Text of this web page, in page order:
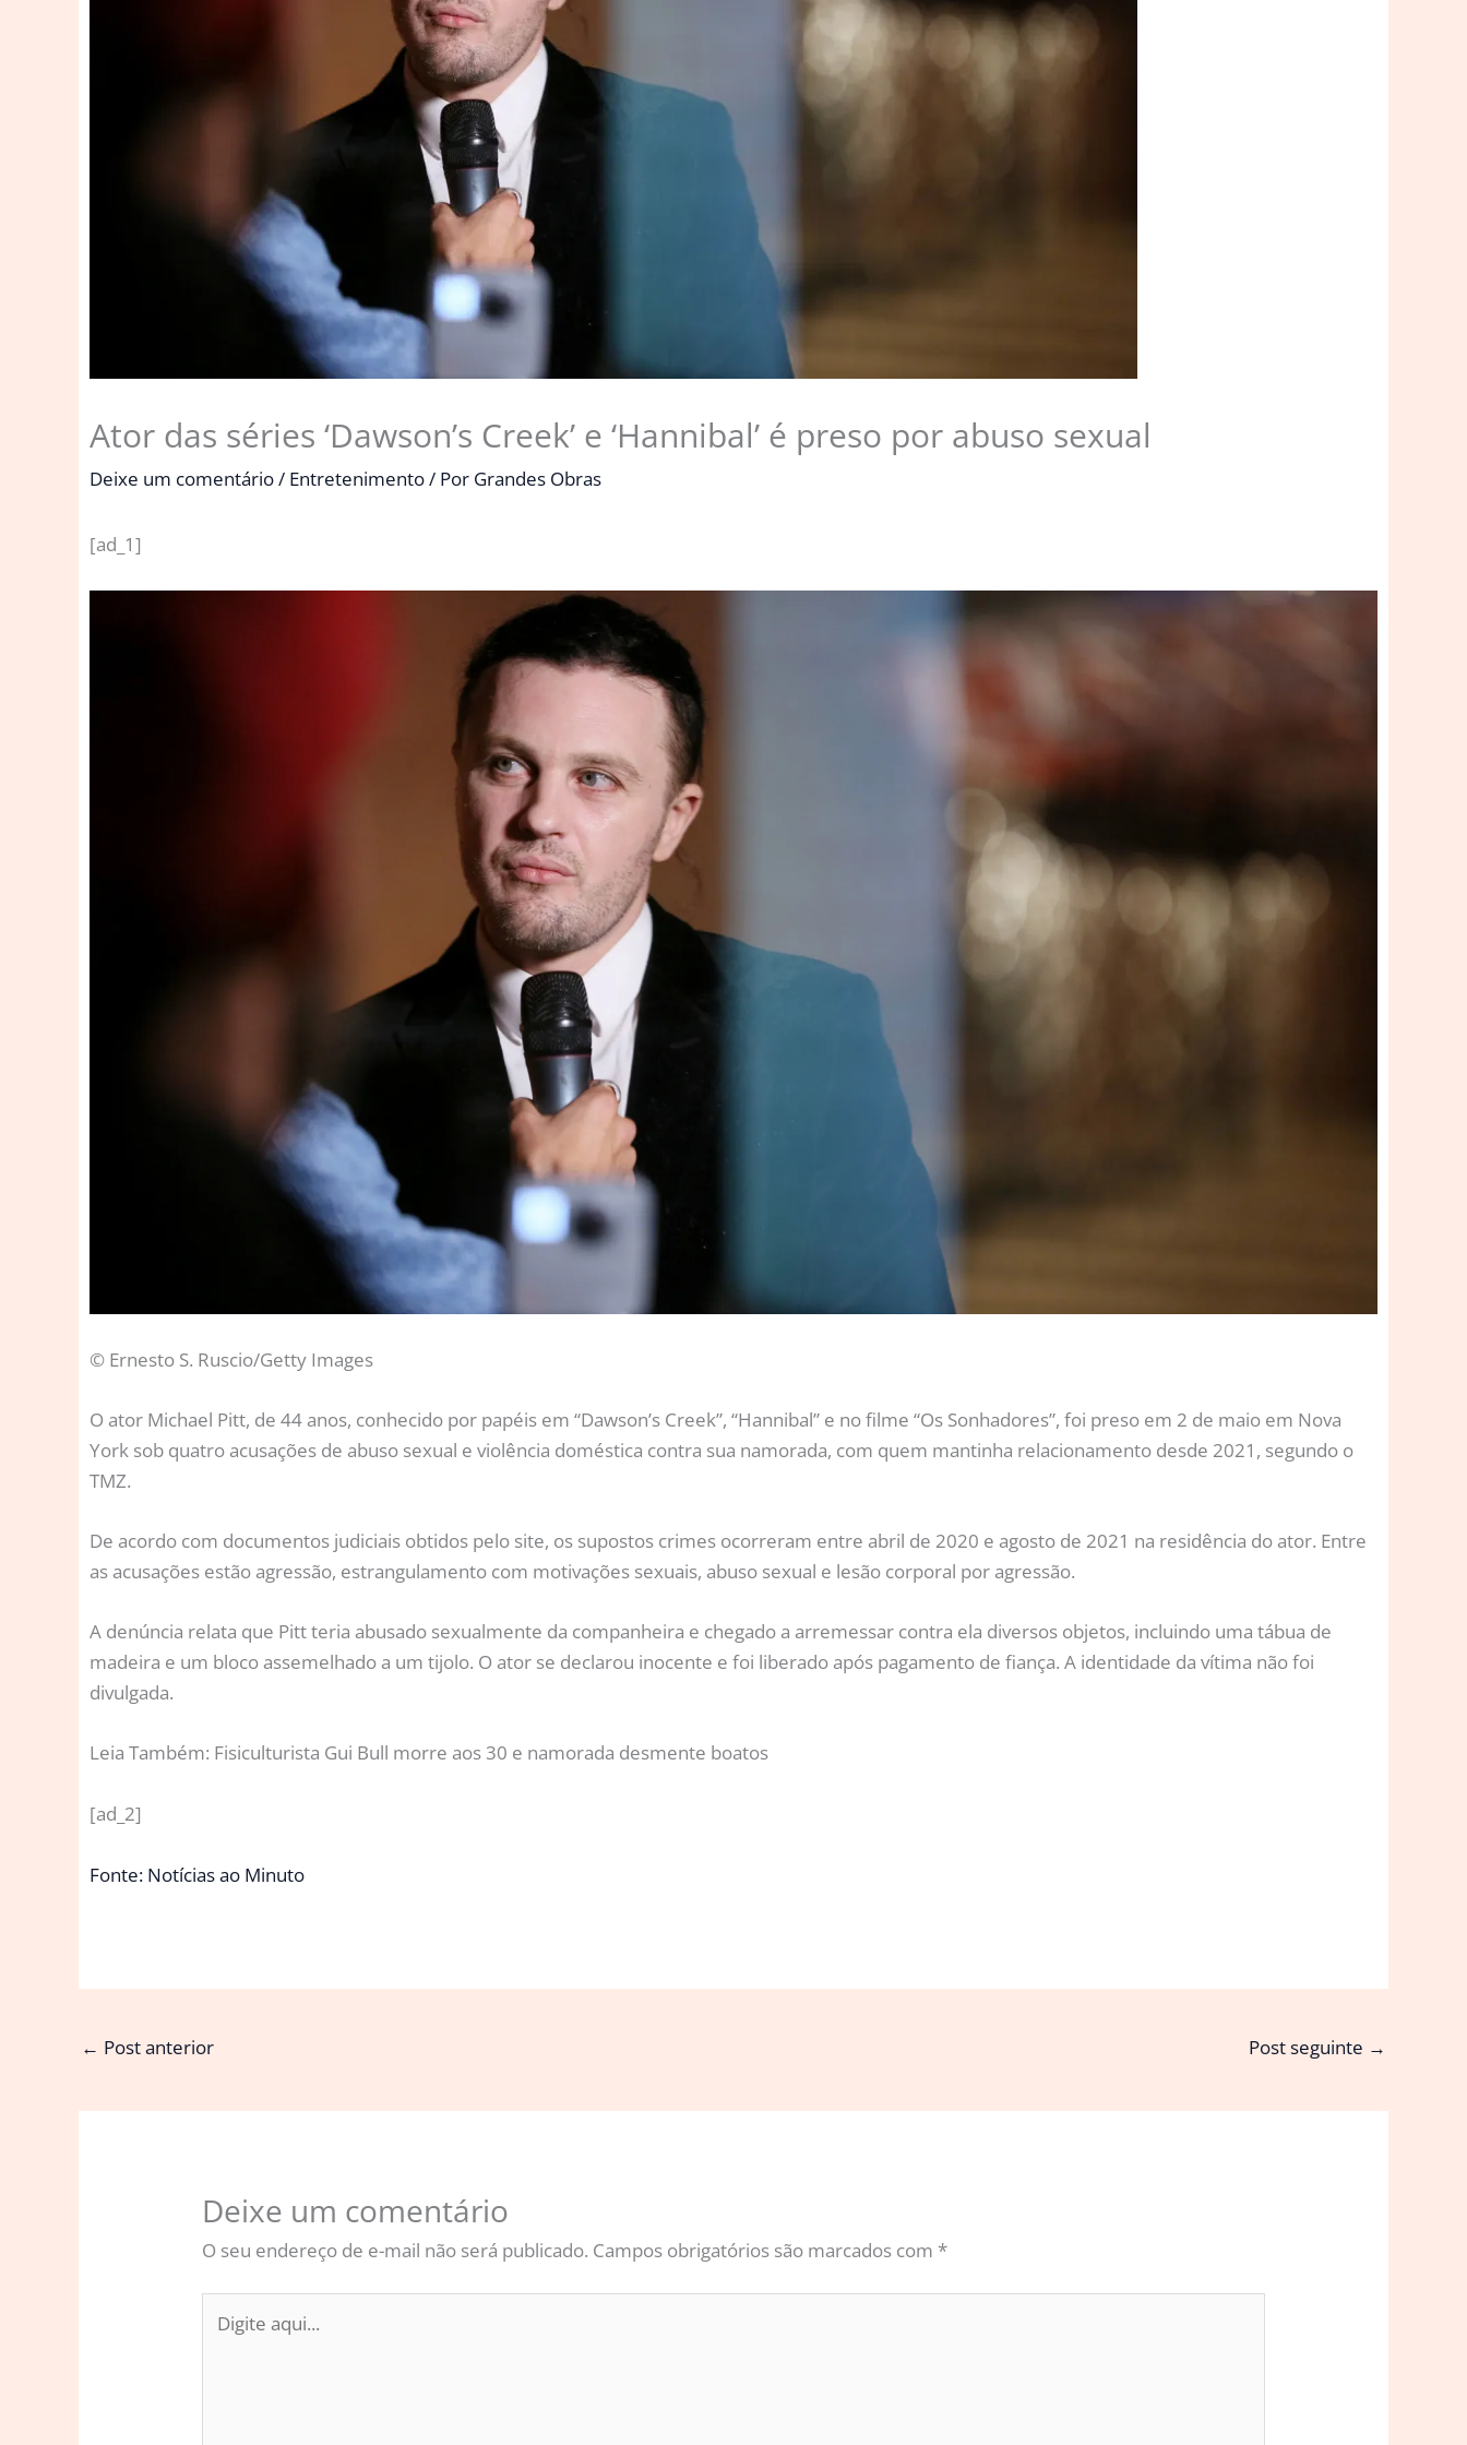
Ator das séries ‘Dawson’s Creek’ e ‘Hannibal’ é preso por abuso sexual
Deixe um comentário/ Entretenimento/ Por Grandes Obras
[ad_1]
© Ernesto S. Ruscio/Getty Images
O ator Michael Pitt, de 44 anos, conhecido por papéis em “Dawson’s Creek”, “Hannibal” e no filme “Os Sonhadores”, foi preso em 2 de maio em Nova
York sob quatro acusações de abuso sexual e violência doméstica contra sua namorada, com quem mantinha relacionamento desde 2021, segundo o
TMZ.
De acordo com documentos judiciais obtidos pelo site, os supostos crimes ocorreram entre abril de 2020 e agosto de 2021 na residência do ator. Entre
as acusações estão agressão, estrangulamento com motivações sexuais, abuso sexual e lesão corporal por agressão.
A denúncia relata que Pitt teria abusado sexualmente da companheira e chegado a arremessar contra ela diversos objetos, incluindo uma tábua de
madeira e um bloco assemelhado a um tijolo. O ator se declarou inocente e foi liberado após pagamento de fiança. A identidade da vítima não foi
divulgada.
Leia Também: Fisiculturista Gui Bull morre aos 30 e namorada desmente boatos
[ad_2]
Fonte: Notícias ao Minuto
← Post anterior Post seguinte →
Deixe um comentário
O seu endereço de e-mail não será publicado. Campos obrigatórios são marcados com*
aqui...